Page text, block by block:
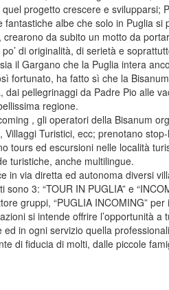
progetto crescere e svilupparsi;
fantastiche albe che solo in Puglia si
crearono da subito un motto da
di originalità, di serietà e
il Gargano che la Puglia intera
fortunato, ha fatto sì che la
dai pellegrinaggi da Padre Pio alle
regione.
, gli operatori della Bisanum
Villaggi Turistici, ecc; prenotano
tours ed escursioni nelle località
turistiche, anche multilingue.
in via diretta ed autonoma diversi
sono 3: “TOUR IN PUGLIA” e
gruppi, “PUGLIA INCOMING”
si intende offrire l’opportunità
in ogni servizio quella
di fiducia di molti, dalle piccole